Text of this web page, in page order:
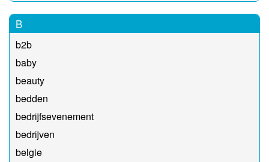
B
b2b
baby
beauty
bedden
bedrijfsevenement
bedrijven
belgie